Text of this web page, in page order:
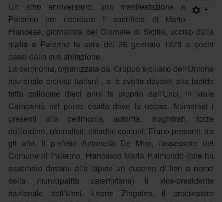
Un altro anniversario, una manifestazione a
Palermo per ricordare il sacrificio di Mario
Francese, giornalista del Giornale di Sicilia, ucciso dalla
mafia a Palermo la sera del 26 gennaio 1979 a pochi
passi dalla sua abitazione.
La cerimonia, organizzata dal Gruppo siciliano dell'Unione
nazionale cronisti italiani , si è svolta davanti alla lapide
fatta collocare dieci anni fa proprio dall'Unci, in viale
Campania nel punto esatto dove fu ucciso. Numerosi i
presenti alla cerimonia, autorità, magistrati, forze
dell'ordine, giornalisti, cittadini comuni. Erano presenti, tra
gli altri, il prefetto Antonella De Miro, l'assessore del
Comune di Palermo, Francesco Maria Raimondo (che ha
sistemato davanti alla lapide un cuscino di fiori a nome
della municipalità palermitana) il vice-presidente
nazionale dell'Unci, Leone Zingales, il procuratore